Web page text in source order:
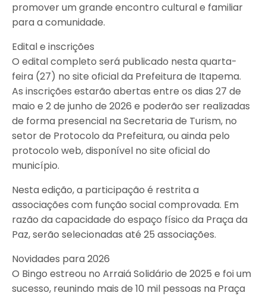
promover um grande encontro cultural e familiar
para a comunidade.
Edital e inscrições
O edital completo será publicado nesta quarta-
feira (27) no site oficial da Prefeitura de Itapema.
As inscrições estarão abertas entre os dias 27 de
maio e 2 de junho de 2026 e poderão ser realizadas
de forma presencial na Secretaria de Turism, no
setor de Protocolo da Prefeitura, ou ainda pelo
protocolo web, disponível no site oficial do
município.
Nesta edição, a participação é restrita a
associações com função social comprovada. Em
razão da capacidade do espaço físico da Praça da
Paz, serão selecionadas até 25 associações.
Novidades para 2026
O Bingo estreou no Arraiá Solidário de 2025 e foi um
sucesso, reunindo mais de 10 mil pessoas na Praça